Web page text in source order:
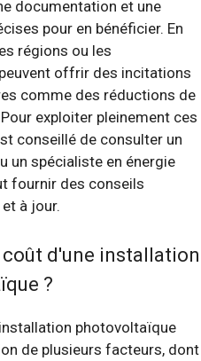
documentation et une
pour en bénéficier. En
régions ou les
offrir des incitations
comme des réductions de
exploiter pleinement ces
conseillé de consulter un
un spécialiste en énergie
fournir des conseils
à jour.
coût d'une installation
?
photovoltaïque
de plusieurs facteurs, dont